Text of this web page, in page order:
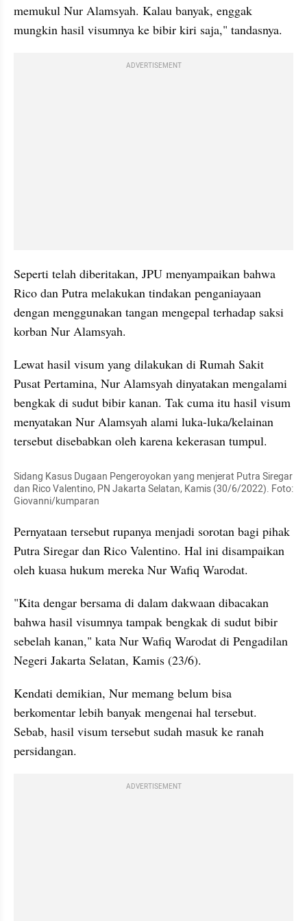
memukul Nur Alamsyah. Kalau banyak, enggak
mungkin hasil visumnya ke bibir kiri saja," tandasnya.
ADVERTISEMENT
Seperti telah diberitakan, JPU menyampaikan bahwa
Rico dan Putra melakukan tindakan penganiayaan
dengan menggunakan tangan mengepal terhadap saksi
korban Nur Alamsyah.
Lewat hasil visum yang dilakukan di Rumah Sakit
Pusat Pertamina, Nur Alamsyah dinyatakan mengalami
bengkak di sudut bibir kanan. Tak cuma itu hasil visum
menyatakan Nur Alamsyah alami luka-luka/kelainan
tersebut disebabkan oleh karena kekerasan tumpul.
Sidang Kasus Dugaan Pengeroyokan yang menjerat Putra Siregar
dan Rico Valentino, PN Jakarta Selatan, Kamis (30/6/2022). Foto:
Giovanni/kumparan
Pernyataan tersebut rupanya menjadi sorotan bagi pihak
Putra Siregar dan Rico Valentino. Hal ini disampaikan
oleh kuasa hukum mereka Nur Wafiq Warodat.
"Kita dengar bersama di dalam dakwaan dibacakan
bahwa hasil visumnya tampak bengkak di sudut bibir
sebelah kanan," kata Nur Wafiq Warodat di Pengadilan
Negeri Jakarta Selatan, Kamis (23/6).
Kendati demikian, Nur memang belum bisa
berkomentar lebih banyak mengenai hal tersebut.
Sebab, hasil visum tersebut sudah masuk ke ranah
persidangan.
ADVERTISEMENT